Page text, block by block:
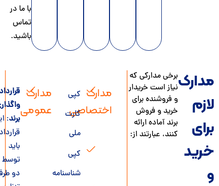
با ما در
تماس
باشید.
برخی مدارکی که
نیاز است خریدار
و فروشنده برای
خرید و فروش
برند آماده ارائه
کنند، عبارتند از:
مدارک
اختصاصی
کپی
کارت
کپی
شناسنامه
مدارک
عمومی
قرارداد
واگذاری
برند: این
قرارداد
توسط
دو طرف